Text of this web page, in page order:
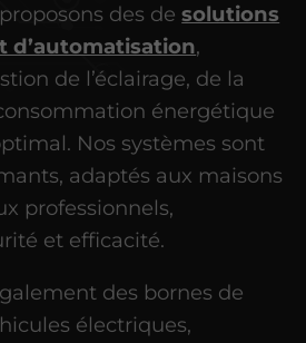
des desolutions
d’automatisation,
de l’éclairage, de la
énergétique
Nos systèmes sont
adaptés aux maisons
professionnels,
et efficacité.
des bornes de
électriques,